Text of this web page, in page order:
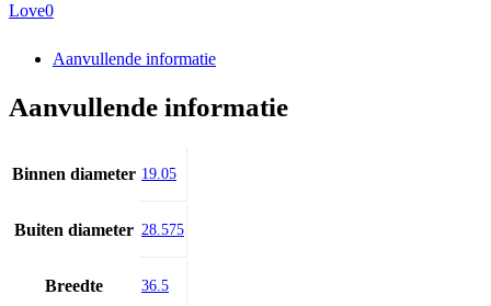
Love0
Aanvullende informatie
Aanvullende informatie
Binnen diameter 19.05
Buiten diameter 28.575
Breedte 36.5